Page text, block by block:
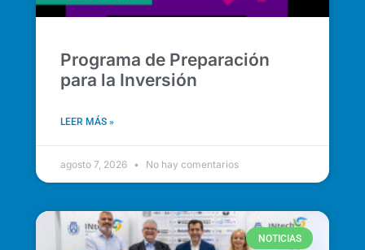
Programa de Preparación
para la Inversión
LEER MÁS »
agosto 7, 2026 No hay comentarios
NOTICIAS